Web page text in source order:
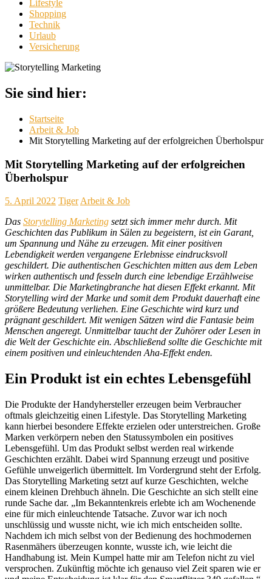
Lifestyle
Shopping
Technik
Urlaub
Versicherung
Sie sind hier:
Startseite
Arbeit & Job
Mit Storytelling Marketing auf der erfolgreichen Überholspur
Mit Storytelling Marketing auf der erfolgreichen
Überholspur
5. April 2022 Tiger Arbeit & Job
Das Storytelling Marketing setzt sich immer mehr durch. Mit
Geschichten das Publikum in Sälen zu begeistern, ist ein Garant,
um Spannung und Nähe zu erzeugen. Mit einer positiven
Lebendigkeit werden vergangene Erlebnisse eindrucksvoll
geschildert. Die authentischen Geschichten mitten aus dem Leben
wirken authentisch und fesseln durch eine lebendige Erzählweise
unmittelbar. Die Marketingbranche hat diesen Effekt erkannt. Mit
Storytelling wird der Marke und somit dem Produkt dauerhaft eine
größere Bedeutung verliehen. Eine Geschichte wird kurz und
prägnant geschildert. Mit wenigen Sätzen wird die Fantasie beim
Menschen angeregt. Unmittelbar taucht der Zuhörer oder Lesen in
die Welt der Geschichte ein. Abschließend sollte die Geschichte mit
einem positiven und einleuchtenden Aha-Effekt enden.
Ein Produkt ist ein echtes Lebensgefühl
Die Produkte der Handyhersteller erzeugen beim Verbraucher
oftmals gleichzeitig einen Lifestyle. Das Storytelling Marketing
kann hierbei besondere Effekte erzielen oder unterstreichen. Große
Marken verkörpern neben den Statussymbolen ein positives
Lebensgefühl. Um das Produkt selbst werden real wirkende
Geschichten erzählt. Dabei wird Spannung erzeugt und positive
Gefühle unweigerlich übermittelt. Im Vordergrund steht der Erfolg.
Das Storytelling Marketing setzt auf kurze Geschichten, welche
einem kleinen Drehbuch ähneln. Die Geschichte an sich stellt eine
runde Sache dar. „Im Bekanntenkreis erlebte ich am Wochenende
eine für mich einleuchtende Tatsache. Zuvor war ich noch
unschlüssig und wusste nicht, wie ich mich entscheiden sollte.
Nachdem ich mich selbst von der Bedienung des hochmodernen
Rasenmähers überzeugen konnte, wusste ich, wie leicht die
Handhabung ist. Mein Kumpel hatte mir am Telefon nicht zu viel
versprochen. Zukünftig möchte ich genauso viel Zeit sparen wie er